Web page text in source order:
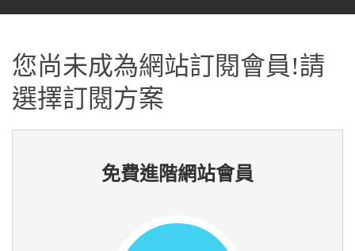
您尚未成為網站訂閱會員!請
選擇訂閱方案
免費進階網站會員